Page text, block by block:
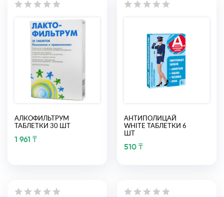
АЛКОФИЛЬТРУМ
ТАБЛЕТКИ 30 ШТ
1 961 ₸
АНТИПОЛИЦАЙ
WHITE ТАБЛЕТКИ 6
ШТ
510 ₸